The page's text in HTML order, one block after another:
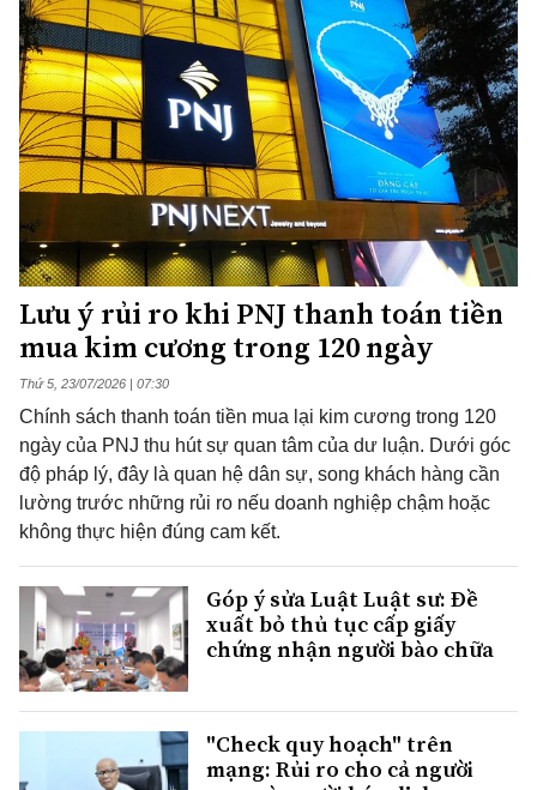
Lưu ý rủi ro khi PNJ thanh toán tiền
mua kim cương trong 120 ngày
Thứ 5, 23/07/2026 | 07:30
Chính sách thanh toán tiền mua lại kim cương trong 120
ngày của PNJ thu hút sự quan tâm của dư luận. Dưới góc
độ pháp lý, đây là quan hệ dân sự, song khách hàng cần
lường trước những rủi ro nếu doanh nghiệp chậm hoặc
không thực hiện đúng cam kết.
Góp ý sửa Luật Luật sư: Đề
xuất bỏ thủ tục cấp giấy
chứng nhận người bào chữa
"Check quy hoạch" trên
mạng: Rủi ro cho cả người